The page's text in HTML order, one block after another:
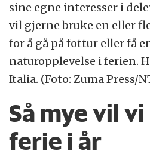
sine egne interesser i
vil gjerne bruke en eller
for å gå på fottur eller få
naturopplevelse i ferien.
Italia. (Foto: Zuma Press/
Så mye vil
ferie i år